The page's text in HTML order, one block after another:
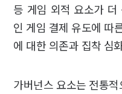
등 게임 외적 요소가 더
인 게임 결제 유도에 따
에 대한 의존과 집착 심
가버넌스 요소는 전통